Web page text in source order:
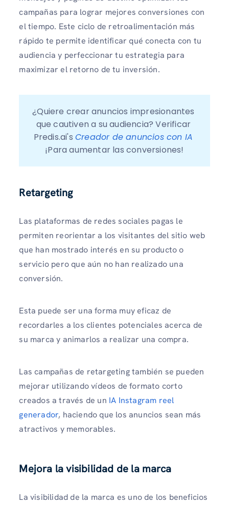
campañas para lograr mejores conversiones con
el tiempo. Este ciclo de retroalimentación más
rápido te permite identificar qué conecta con tu
audiencia y perfeccionar tu estrategia para
maximizar el retorno de tu inversión.
¿Quiere crear anuncios impresionantes
que cautiven a su audiencia? Verificar
Predis.ai's
¡Para aumentar las conversiones!
Retargeting
Las plataformas de redes sociales pagas le
permiten reorientar a los visitantes del sitio web
que han mostrado interés en su producto o
servicio pero que aún no han realizado una
conversión.
Esta puede ser una forma muy eficaz de
recordarles a los clientes potenciales acerca de
su marca y animarlos a realizar una compra.
Las campañas de retargeting también se pueden
mejorar utilizando vídeos de formato corto
creados a través de un IA Instagram reel
generador, haciendo que los anuncios sean más
atractivos y memorables.
Mejora la visibilidad de la marca
La visibilidad de la marca es uno de los beneficios